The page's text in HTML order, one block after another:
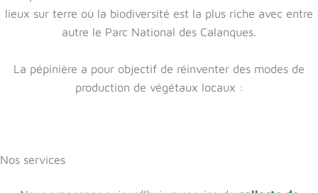
lieux sur terre où la biodiversité est la plus riche avec entre
autre le Parc National des Calanques.
La pépinière a pour objectif de réinventer des modes de
production de végétaux locaux :
Nos services